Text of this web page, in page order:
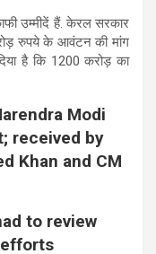
उम्मीदें हैं. केरल सरकार
रुपये के आवंटन की मांग
है कि 1200 करोड़ का
Modi
received by
Khan and CM
to review